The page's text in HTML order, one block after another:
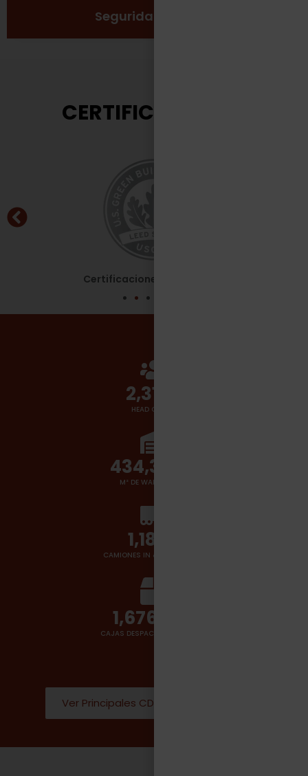
Seguridad Laboral
CERTIFICACIONES
Certificaciones - Leed Silver
2,700
HEAD COUNT
510,000
M² DE WAREHOUSES
1,400
CAMIONES IN & OUT POR DÍA
2,000,000
CAJAS DESPACHADAS POR DÍA
Ver Principales CD Donde operamos